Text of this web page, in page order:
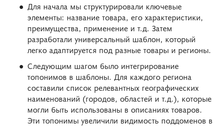
Для начала мы структурировали ключевые
элементы: название товара, его характеристики,
преимущества, применение и т.д. Затем
разработали универсальный шаблон, который
легко адаптируется под разные товары и регионы.
Следующим шагом было интегрирование
топонимов в шаблоны. Для каждого региона
составили список релевантных географических
наименований (городов, областей и т.д.), которые
могли быть использованы в описаниях товаров.
Эти топонимы увеличили видимость поддоменов в